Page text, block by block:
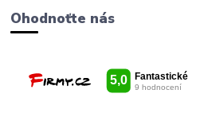
Ohodnoťte nás